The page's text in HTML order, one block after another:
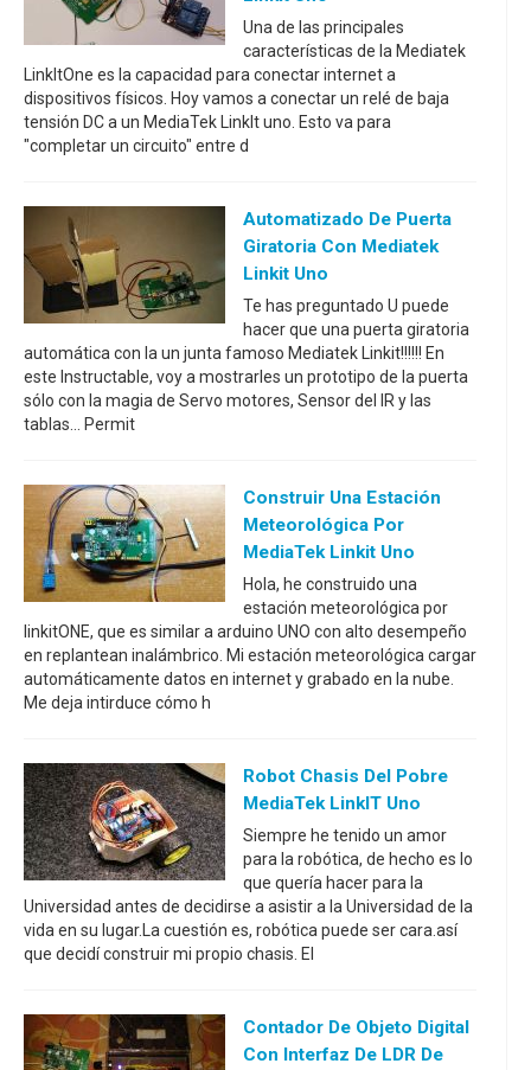
Una de las principales
características de la Mediatek
LinkItOne es la capacidad para conectar internet a
dispositivos físicos. Hoy vamos a conectar un relé de baja
tensión DC a un MediaTek LinkIt uno. Esto va para
"completar un circuito" entre d
Automatizado De Puerta
Giratoria Con Mediatek
Linkit Uno
Te has preguntado U puede
hacer que una puerta giratoria
automática con la un junta famoso Mediatek Linkit!!!!!! En
este Instructable, voy a mostrarles un prototipo de la puerta
sólo con la magia de Servo motores, Sensor del IR y las
tablas... Permit
Construir Una Estación
Meteorológica Por
MediaTek Linkit Uno
Hola, he construido una
estación meteorológica por
linkitONE, que es similar a arduino UNO con alto desempeño
en replantean inalámbrico. Mi estación meteorológica cargar
automáticamente datos en internet y grabado en la nube.
Me deja intirduce cómo h
Robot Chasis Del Pobre
MediaTek LinkIT Uno
Siempre he tenido un amor
para la robótica, de hecho es lo
que quería hacer para la
Universidad antes de decidirse a asistir a la Universidad de la
vida en su lugar.La cuestión es, robótica puede ser cara.así
que decidí construir mi propio chasis. El
Contador De Objeto Digital
Con Interfaz De LDR De